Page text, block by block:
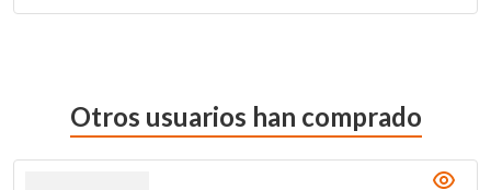
Otros usuarios han comprado